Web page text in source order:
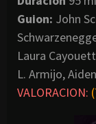
Guion: John
Laura
L. Armijo,
VALORACION: